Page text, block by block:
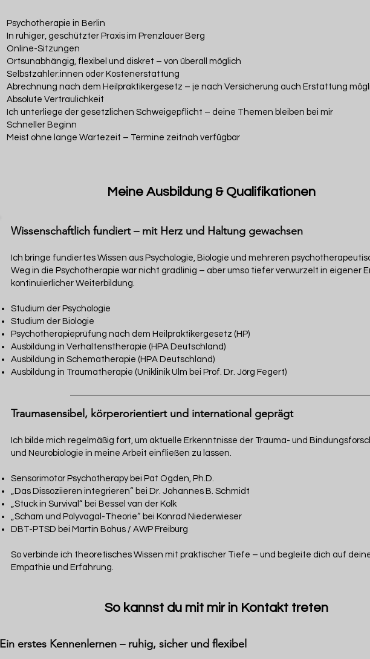
Psychotherapie in Berlin
In ruhiger, geschützter Praxis im Prenzlauer Berg
Online-Sitzungen
Ortsunabhängig, flexibel und diskret – von überall möglich
Selbstzahler:innen oder Kostenerstattung
Abrechnung nach dem Heilpraktikergesetz – je nach Versicherung auch Erstattung
Absolute Vertraulichkeit
Ich unterliege der gesetzlichen Schweigepflicht – deine Themen bleiben bei mir
Schneller Beginn
Meist ohne lange Wartezeit – Termine zeitnah verfügbar
Meine Ausbildung & Qualifikationen
Wissenschaftlich fundiert – mit Herz und Haltung gewachsen
Ich bringe fundiertes Wissen aus Psychologie, Biologie und mehreren
Weg in die Psychotherapie war nicht gradlinig – aber umso tiefer verwurzelt in eigener
kontinuierlicher Weiterbildung.
Studium der Psychologie
Studium der Biologie
Psychotherapieprüfung nach dem Heilpraktikergesetz (HP)
Ausbildung in Verhaltenstherapie (HPA Deutschland)
Ausbildung in Schematherapie (HPA Deutschland)
Ausbildung in Traumatherapie (Uniklinik Ulm bei Prof. Dr. Jörg Fegert)
Traumasensibel, körperorientiert und international geprägt
Ich bilde mich regelmäßig fort, um aktuelle Erkenntnisse der Trauma- und
und Neurobiologie in meine Arbeit einfließen zu lassen.​
Sensorimotor Psychotherapy bei Pat Ogden, Ph.D.
„Das Dissoziieren integrieren“ bei Dr. Johannes B. Schmidt
„Stuck in Survival“ bei Bessel van der Kolk
„Scham und Polyvagal-Theorie“ bei Konrad Niederwieser
DBT-PTSD bei Martin Bohus / AWP Freiburg
So verbinde ich theoretisches Wissen mit praktischer Tiefe – und begleite dich auf
Empathie und Erfahrung.
So kannst du mit mir in Kontakt treten
Ein erstes Kennenlernen – ruhig, sicher und flexibel